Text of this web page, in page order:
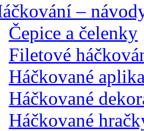
–
Čepice a čelenky
Filetové
Háčkované
Háčkované
Háčkované